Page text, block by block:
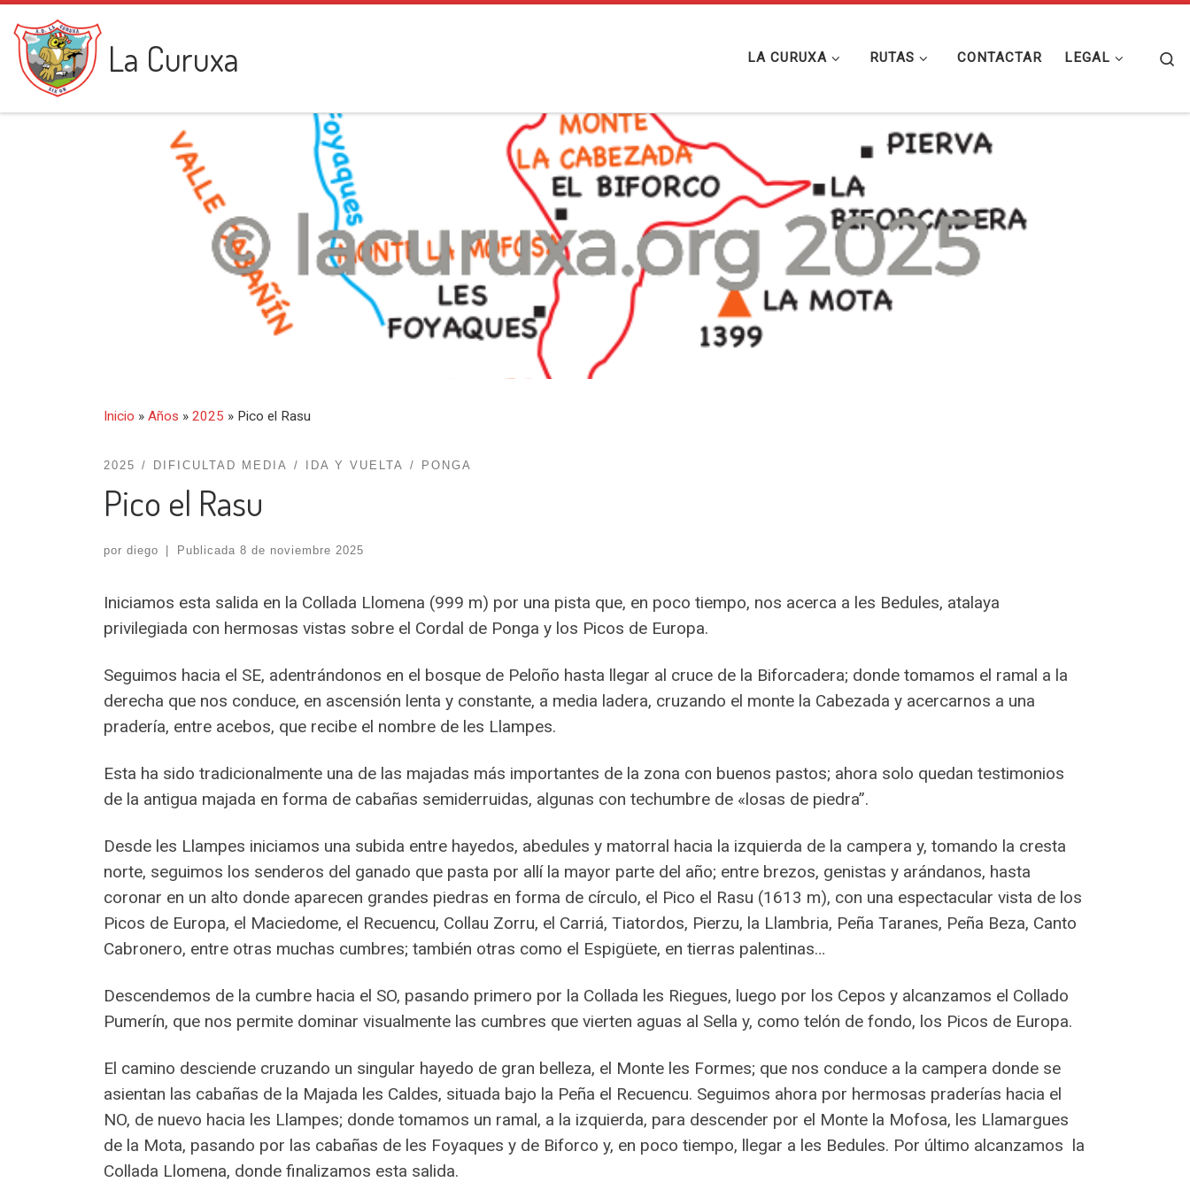
Saltar al contenido
La Curuxa LA CURUXA RUTAS CONTACTAR LEGAL
Inicio » Años » 2025 » Pico el Rasu
2025 DIFICULTAD MEDIA IDA Y VUELTA PONGA
Pico el Rasu
por diego Publicada 8 de noviembre 2025
Iniciamos esta salida en la Collada Llomena (999 m) por una pista que, en poco tiempo, nos acerca a les Bedules, atalaya
privilegiada con hermosas vistas sobre el Cordal de Ponga y los Picos de Europa.
Seguimos hacia el SE, adentrándonos en el bosque de Peloño hasta llegar al cruce de la Biforcadera; donde tomamos el ramal a la
derecha que nos conduce, en ascensión lenta y constante, a media ladera, cruzando el monte la Cabezada y acercarnos a una
pradería, entre acebos, que recibe el nombre de les Llampes.
Esta ha sido tradicionalmente una de las majadas más importantes de la zona con buenos pastos; ahora solo quedan testimonios
de la antigua majada en forma de cabañas semiderruidas, algunas con techumbre de «losas de piedra”.
Desde les Llampes iniciamos una subida entre hayedos, abedules y matorral hacia la izquierda de la campera y, tomando la cresta
norte, seguimos los senderos del ganado que pasta por allí la mayor parte del año; entre brezos, genistas y arándanos, hasta
coronar en un alto donde aparecen grandes piedras en forma de círculo, el Pico el Rasu (1613 m), con una espectacular vista de los
Picos de Europa, el Maciedome, el Recuencu, Collau Zorru, el Carriá, Tiatordos, Pierzu, la Llambria, Peña Taranes, Peña Beza, Canto
Cabronero, entre otras muchas cumbres; también otras como el Espigüete, en tierras palentinas…
Descendemos de la cumbre hacia el SO, pasando primero por la Collada les Riegues, luego por los Cepos y alcanzamos el Collado
Pumerín, que nos permite dominar visualmente las cumbres que vierten aguas al Sella y, como telón de fondo, los Picos de Europa.
El camino desciende cruzando un singular hayedo de gran belleza, el Monte les Formes; que nos conduce a la campera donde se
asientan las cabañas de la Majada les Caldes, situada bajo la Peña el Recuencu. Seguimos ahora por hermosas praderías hacia el
NO, de nuevo hacia les Llampes; donde tomamos un ramal, a la izquierda, para descender por el Monte la Mofosa, les Llamargues
de la Mota, pasando por las cabañas de les Foyaques y de Biforco y, en poco tiempo, llegar a les Bedules. Por último alcanzamos la
Collada Llomena, donde finalizamos esta salida.